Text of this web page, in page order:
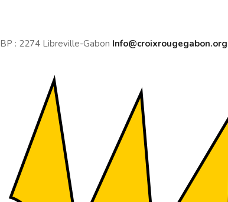
BP : 2274 Libreville-Gabon Info@croixrougegabon.org